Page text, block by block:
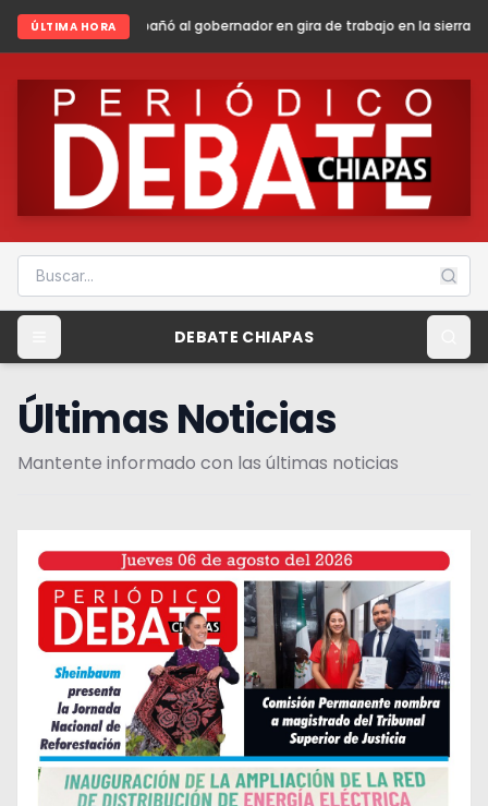
ÚLTIMA HORA
al gobernador en gira de trabajo en la sierra madre de Chiapas
DEBATE CHIAPAS
Últimas Noticias
Mantente informado con las últimas noticias